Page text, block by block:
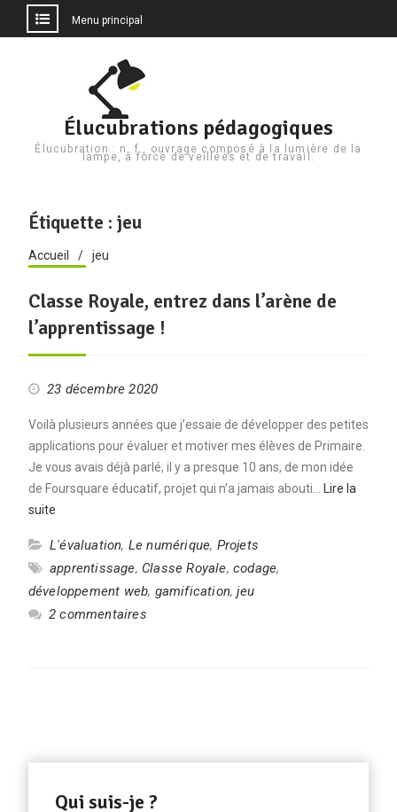
Menu principal
Élucubrations pédagogiques
Élucubration : n. f., ouvrage composé à la lumière de la
lampe, à force de veillées et de travail.
Étiquette : jeu
Accueil jeu
Classe Royale, entrez dans l’arène de
l’apprentissage !
23 décembre 2020
Voilà plusieurs années que j’essaie de développer des petites
applications pour évaluer et motiver mes élèves de Primaire.
Je vous avais déjà parlé, il y a presque 10 ans, de mon idée
de Foursquare éducatif, projet qui n’a jamais abouti…
Lire la
suite
L'évaluation, Le numérique, Projets
apprentissage, Classe Royale, codage,
développement web, gamification,jeu
2 commentaires
Qui suis-je ?